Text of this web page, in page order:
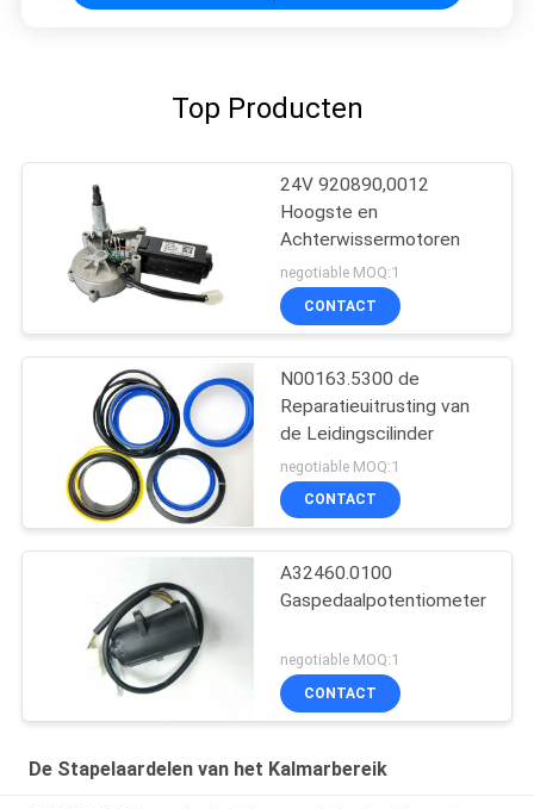
Top Producten
24V 920890,0012
Hoogste en
Achterwissermotoren
negotiable MOQ:1
CONTACT
N00163.5300 de
Reparatieuitrusting van
de Leidingscilinder
negotiable MOQ:1
CONTACT
A32460.0100
Gaspedaalpotentiometer
negotiable MOQ:1
CONTACT
De Stapelaardelen van het Kalmarbereik